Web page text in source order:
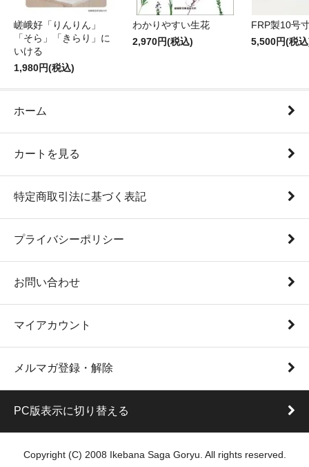
嵯峨好「りんりん」
「そら」「きらり」に
いける
1,980円(税込)
わかりやすい生花
2,970円(税込)
FRP製10号
5,500円(税
ホーム
カートを見る
特定商取引法に基づく表記
プライバシーポリシー
お問い合わせ
マイアカウント
メルマガ登録・解除
PC版表示に切り替える
Copyright (C) 2008 Ikebana Saga Goryu. All rights reserved.